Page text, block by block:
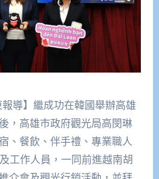
報導】繼成功在韓國舉辦高雄
，高雄市政府觀光局高閔琳
、餐飲、伴手禮、專業職人
工作人員，一同前進越南胡